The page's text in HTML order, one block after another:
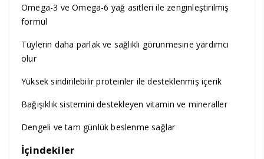
Omega-3 ve Omega-6 yağ asitleri ile zenginleştirilmiş
formül
Tüylerin daha parlak ve sağlıklı görünmesine yardımcı
olur
Yüksek sindirilebilir proteinler ile desteklenmiş içerik
Bağışıklık sistemini destekleyen vitamin ve mineraller
Dengeli ve tam günlük beslenme sağlar
İçindekiler